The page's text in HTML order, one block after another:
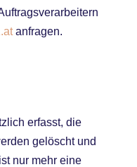
anfragen.
erfasst, die
gelöscht und
nur mehr eine